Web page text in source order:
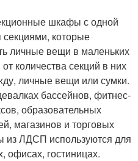
шкафы с одной
которые
личные вещи в маленьких
количества секций в них
личные вещи или сумки.
бассейнов, фитнес-
образовательных
магазинов и торговых
ЛДСП используются для
офисах, гостиницах.